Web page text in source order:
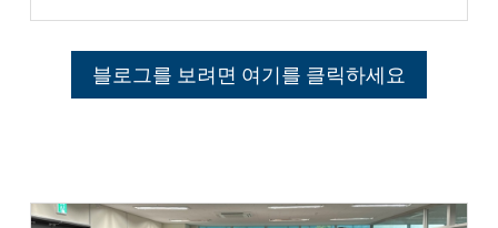
블로그를 보려면 여기를 클릭하세요